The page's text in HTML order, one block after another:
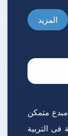
المزيد
مبدع متمكن
فى التربية